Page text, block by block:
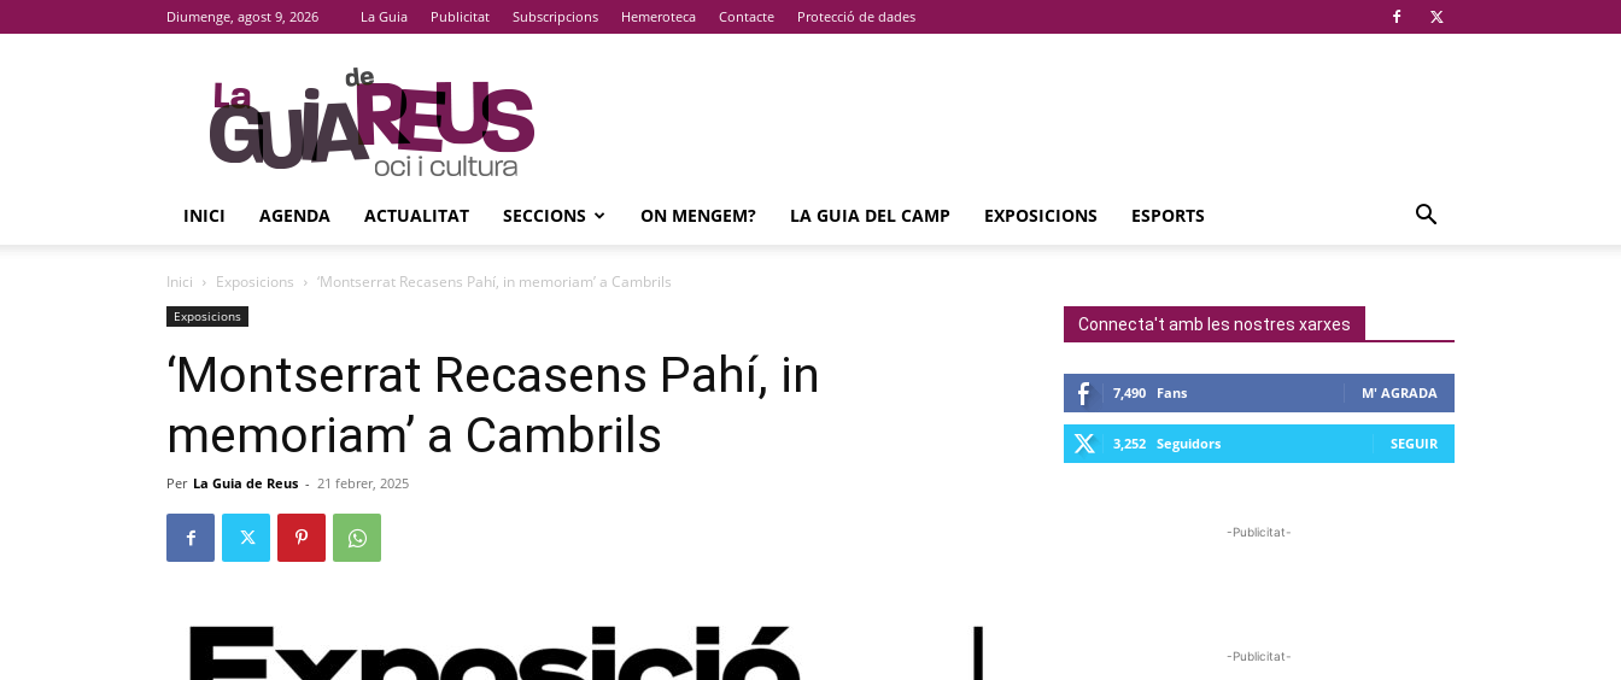
Diumenge, agost 9, 2026 La Guia Publicitat Subscripcions Hemeroteca Contacte Protecció de dades
La
Guia
De
Reus
INICI AGENDA ACTUALITAT SECCIONS ON MENGEM? LA GUIA DEL CAMP EXPOSICIONS ESPORTS
Inici Exposicions ‘Montserrat Recasens Pahí, in memoriam’ a Cambrils
Exposicions
‘Montserrat Recasens Pahí, in
memoriam’ a Cambrils
Per La Guia de Reus - 21 febrer, 2025
Connecta't amb les nostres xarxes
7,490 Fans M' AGRADA
3,252 Seguidors SEGUIR
-Publicitat-
-Publicitat-